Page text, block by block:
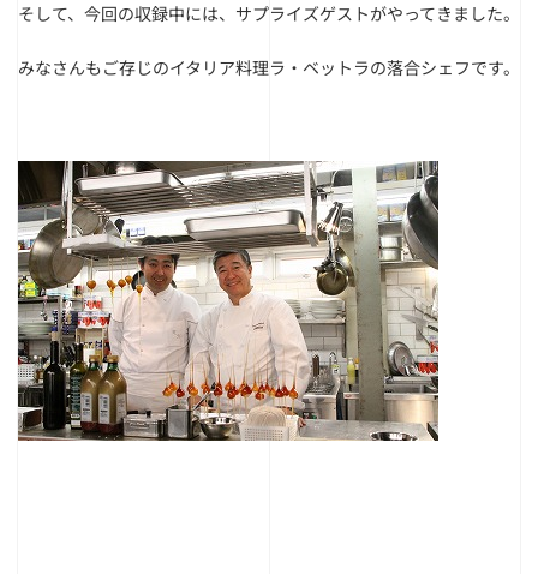
そして、今回の収録中には、サプライズゲストがやってきました。
みなさんもご存じのイタリア料理ラ・ベットラの落合シェフです。